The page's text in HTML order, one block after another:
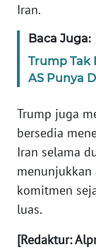
Iran.
Baca Juga:
Trump Tak
AS Punya
Trump juga
bersedia
Iran selama
menunjukkan
komitmen
luas.
[Redaktur:
SUMUT
WN
WN
JABAR
WN
BANTEN
NTT